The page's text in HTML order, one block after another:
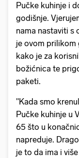
Pučke kuhinje i
godišnje.
nama nastaviti s
je ovom prilikom
kako je za
božićnica te
paketi.
"Kada smo
Pučke kuhinje u
65 što u
napreduje.
je to da ima i